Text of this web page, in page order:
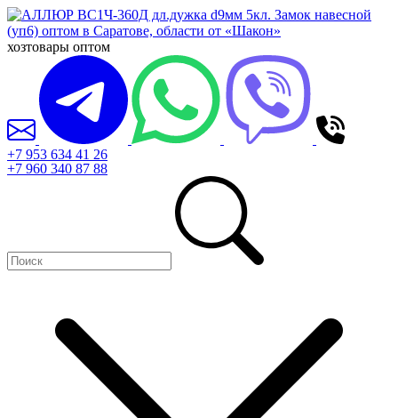
хозтовары оптом
+7 953 634 41 26
+7 960 340 87 88